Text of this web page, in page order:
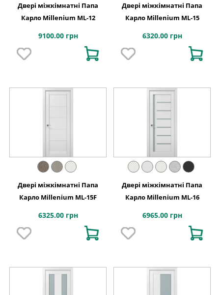
Двері міжкімнатні Папа
Карло Millenium ML-12
9100.00 грн
Двері міжкімнатні Папа
Карло Millenium ML-15
6320.00 грн
Двері міжкімнатні Папа
Карло Millenium ML-15F
6325.00 грн
Двері міжкімнатні Папа
Карло Millenium ML-16
6965.00 грн